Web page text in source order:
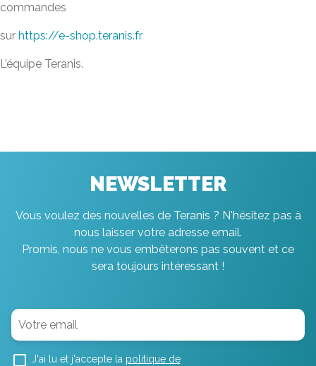
commandes
sur https://e-shop.teranis.fr
L’équipe Teranis.
NEWSLETTER
Vous voulez des nouvelles de Teranis ? N'hésitez pas à
nous laisser votre adresse email.
Promis, nous ne vous embêterons pas souvent et ce
sera toujours intéressant !
J'ai lu et j'accepte la politique de